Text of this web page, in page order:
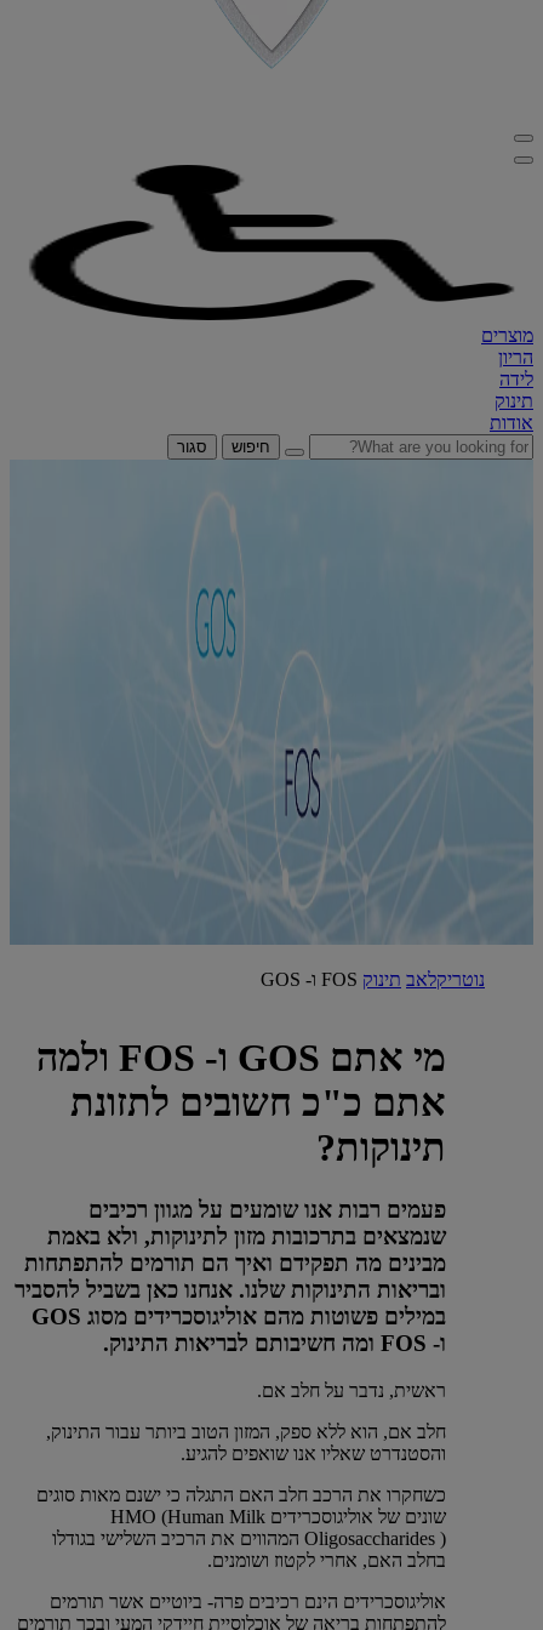
מוצרים
הריון
לידה
תינוק
אודות
חיפוש סגור
נוטריקלאב תינוק FOS ו- GOS
מי אתם GOS ו- FOS ולמה
אתם כ"כ חשובים לתזונת
תינוקות?
פעמים רבות אנו שומעים על מגוון רכיבים
שנמצאים בתרכובות מזון לתינוקות, ולא באמת
מבינים מה תפקידם ואיך הם תורמים להתפתחות
ובריאות התינוקות שלנו. אנחנו כאן בשביל להסביר
ו- FOS ומה חשיבותם לבריאות התינוק.​
ראשית, נדבר על חלב אם.
חלב אם​, הוא ללא ספק, המזון הטוב ביותר עבור התינוק,
והסטנדרט שאליו אנו שואפים להגיע.
כשחקרו את הרכב חלב האם התגלה כי ישנם מאות סוגים
שונים של אוליגוסכרידים HMO (Human Milk
Oligosaccharides ) המהווים את הרכיב השלישי בגודלו
בחלב האם, אחרי לקטוז ושומנים.
אוליגוסכרידים הינם רכיבים פרה- ביוטיים אשר תורמים
להתפתחות בריאה של אוכלוסיית חיידקי המעי ובכך תורמים